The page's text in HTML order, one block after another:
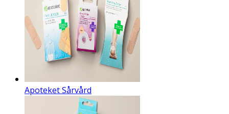
Apoteket Sårvård